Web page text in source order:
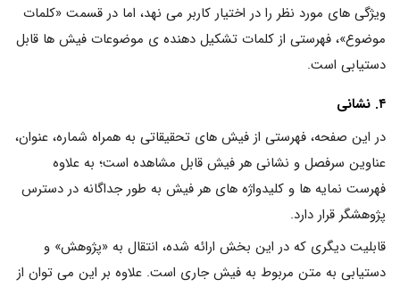
ویژگی های مورد نظر را در اختیار کاربر می نهد، اما در قسمت «کلمات
موضوع»، فهرستی از کلمات تشکیل دهنده ی موضوعات فیش ها قابل
دستیابی است.
۴. نشانی
در این صفحه، فهرستی از فیش های تحقیقاتی به همراه شماره، عنوان،
عناوین سرفصل و نشانی هر فیش قابل مشاهده است؛ به علاوه
فهرست نمایه ها و کلیدواژه های هر فیش به طور جداگانه در دسترس
پژوهشگر قرار دارد.
قابلیت دیگری که در این بخش ارائه شده، انتقال به «پژوهش» و
دستیابی به متن مربوط به فیش جاری است. علاوه بر این می توان از